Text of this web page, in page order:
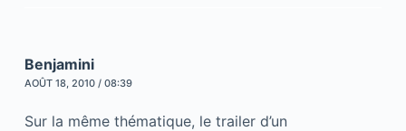
Benjamini
AOÛT 18, 2010 / 08:39
Sur la même thématique, le trailer d’un